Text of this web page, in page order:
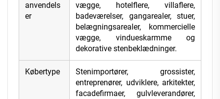
anvendels
er
vægge, hotelflere, villaflere,
badeværelser, gangarealer, stuer,
belægningsarealer, kommercielle
vægge, vindueskarmme og
dekorative stenbeklædninger.
Købertype
Stenimportører, grossister,
entreprenører, udviklere, arkitekter,
facadefirmaer, gulvleverandører,